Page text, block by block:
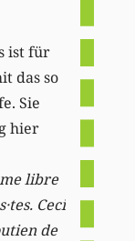
ist für
das so
Sie
hier
libre
Ceci
de